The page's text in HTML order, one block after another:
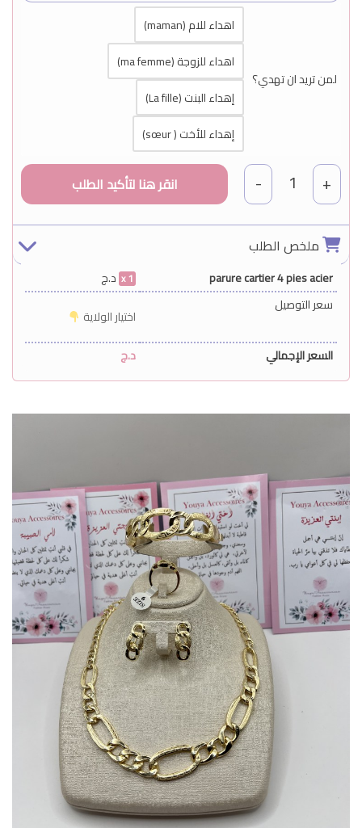
لمن تريد ان تهدي؟
اهداء للام (maman)
اهداء للزوجة (ma femme)
إهداء البنت (La fille)
إهداء للأخت ( sœur)
+
1
-
ملخص الطلب
parure cartier 4 pies acier
1
د.ج
سعر التوصيل
اختيار الولاية
السعر الإجمالي
د.ج